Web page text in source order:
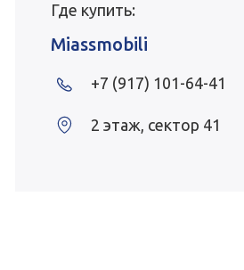
Где купить:
Miassmobili
+7 (917) 101-64-41
2 этаж, сектор 41